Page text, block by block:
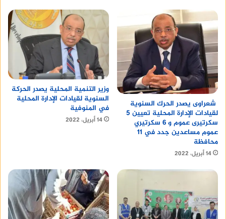
شعراوى يصدر الحرك السنوية
لقيادات الإدارة المحلية تعيين 5
سكرتيرى عموم و 6 سكرتيري
عموم مساعدين جدد في 11
محافظة
14 أبريل، 2022
وزير التنمية المحلية يصدر الحركة
السنوية لقيادات الإدارة المحلية
في المنوفية
14 أبريل، 2022